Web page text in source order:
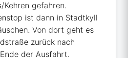
Kehren gefahren.
ist dann in Stadtkyll
Von dort geht es
zurück nach
der Ausfahrt.